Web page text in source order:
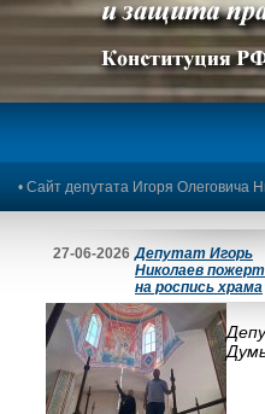
• Сайт депутата Игоря Олеговича
27-06-2026 Депутат Игорь
Николаев
на роспись храма